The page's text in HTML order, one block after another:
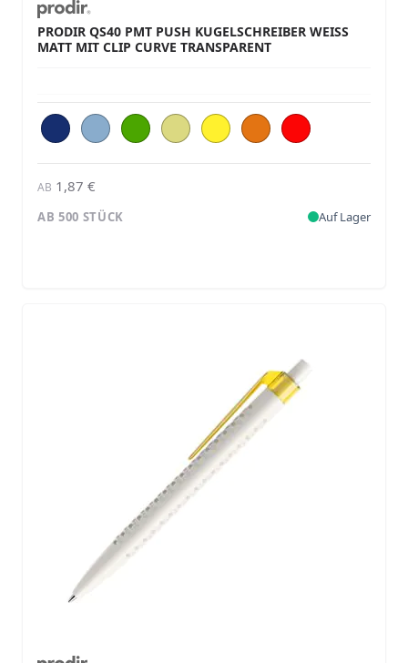
PRODIR QS40 PMT PUSH KUGELSCHREIBER WEISS M
ATT MIT CLIP CURVE TRANSPARENT
AB 1,87 €
AB 500 STÜCK Auf Lager